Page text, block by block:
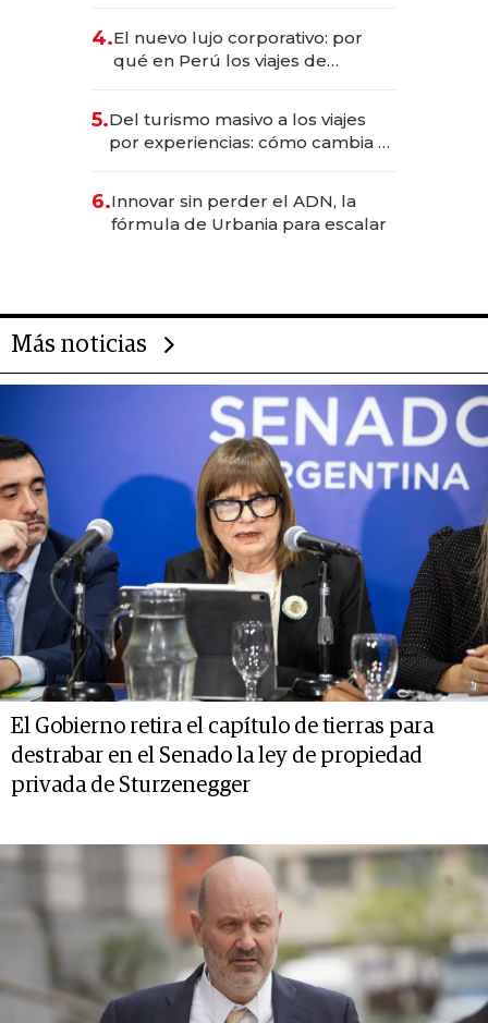
Fénix
4.El nuevo lujo corporativo: por
qué en Perú los viajes de
transformadoras
5.Del turismo masivo a los viajes
por experiencias: cómo cambia el
6.Innovar sin perder el ADN, la
fórmula de Urbania para escalar
Más noticias
El Gobierno retira el capítulo de tierras para
destrabar en el Senado la ley de propiedad
privada de Sturzenegger